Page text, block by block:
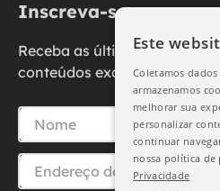
Inscreva-se na
Receba as últimas
conteúdos exclusivos
Este
Coletamos
armazenamos
melhorar sua
personalizar
continuar
nossa política
Privacidade